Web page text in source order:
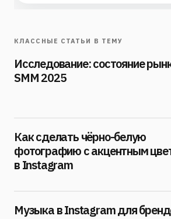
КЛАССНЫЕ СТАТЬИ В ТЕМУ
Исследование: состояние
SMM 2025
Как сделать чёрно-белую
фотографию с акцентным
в Instagram
Музыка в Instagram для